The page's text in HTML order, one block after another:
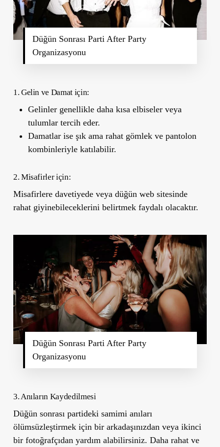
Düğün Sonrası Parti After Party
Organizasyonu
1. Gelin ve Damat için:
Gelinler genellikle daha kısa elbiseler veya
tulumlar tercih eder.
Damatlar ise şık ama rahat gömlek ve pantolon
kombinleriyle katılabilir.
2. Misafirler için:
Misafirlere davetiyede veya düğün web sitesinde
rahat giyinebileceklerini belirtmek faydalı olacaktır.
Düğün Sonrası Parti After Party
Organizasyonu
3. Anıların Kaydedilmesi
Düğün sonrası partideki samimi anıları
ölümsüzleştirmek için bir arkadaşınızdan veya ikinci
bir fotoğrafçıdan yardım alabilirsiniz. Daha rahat ve